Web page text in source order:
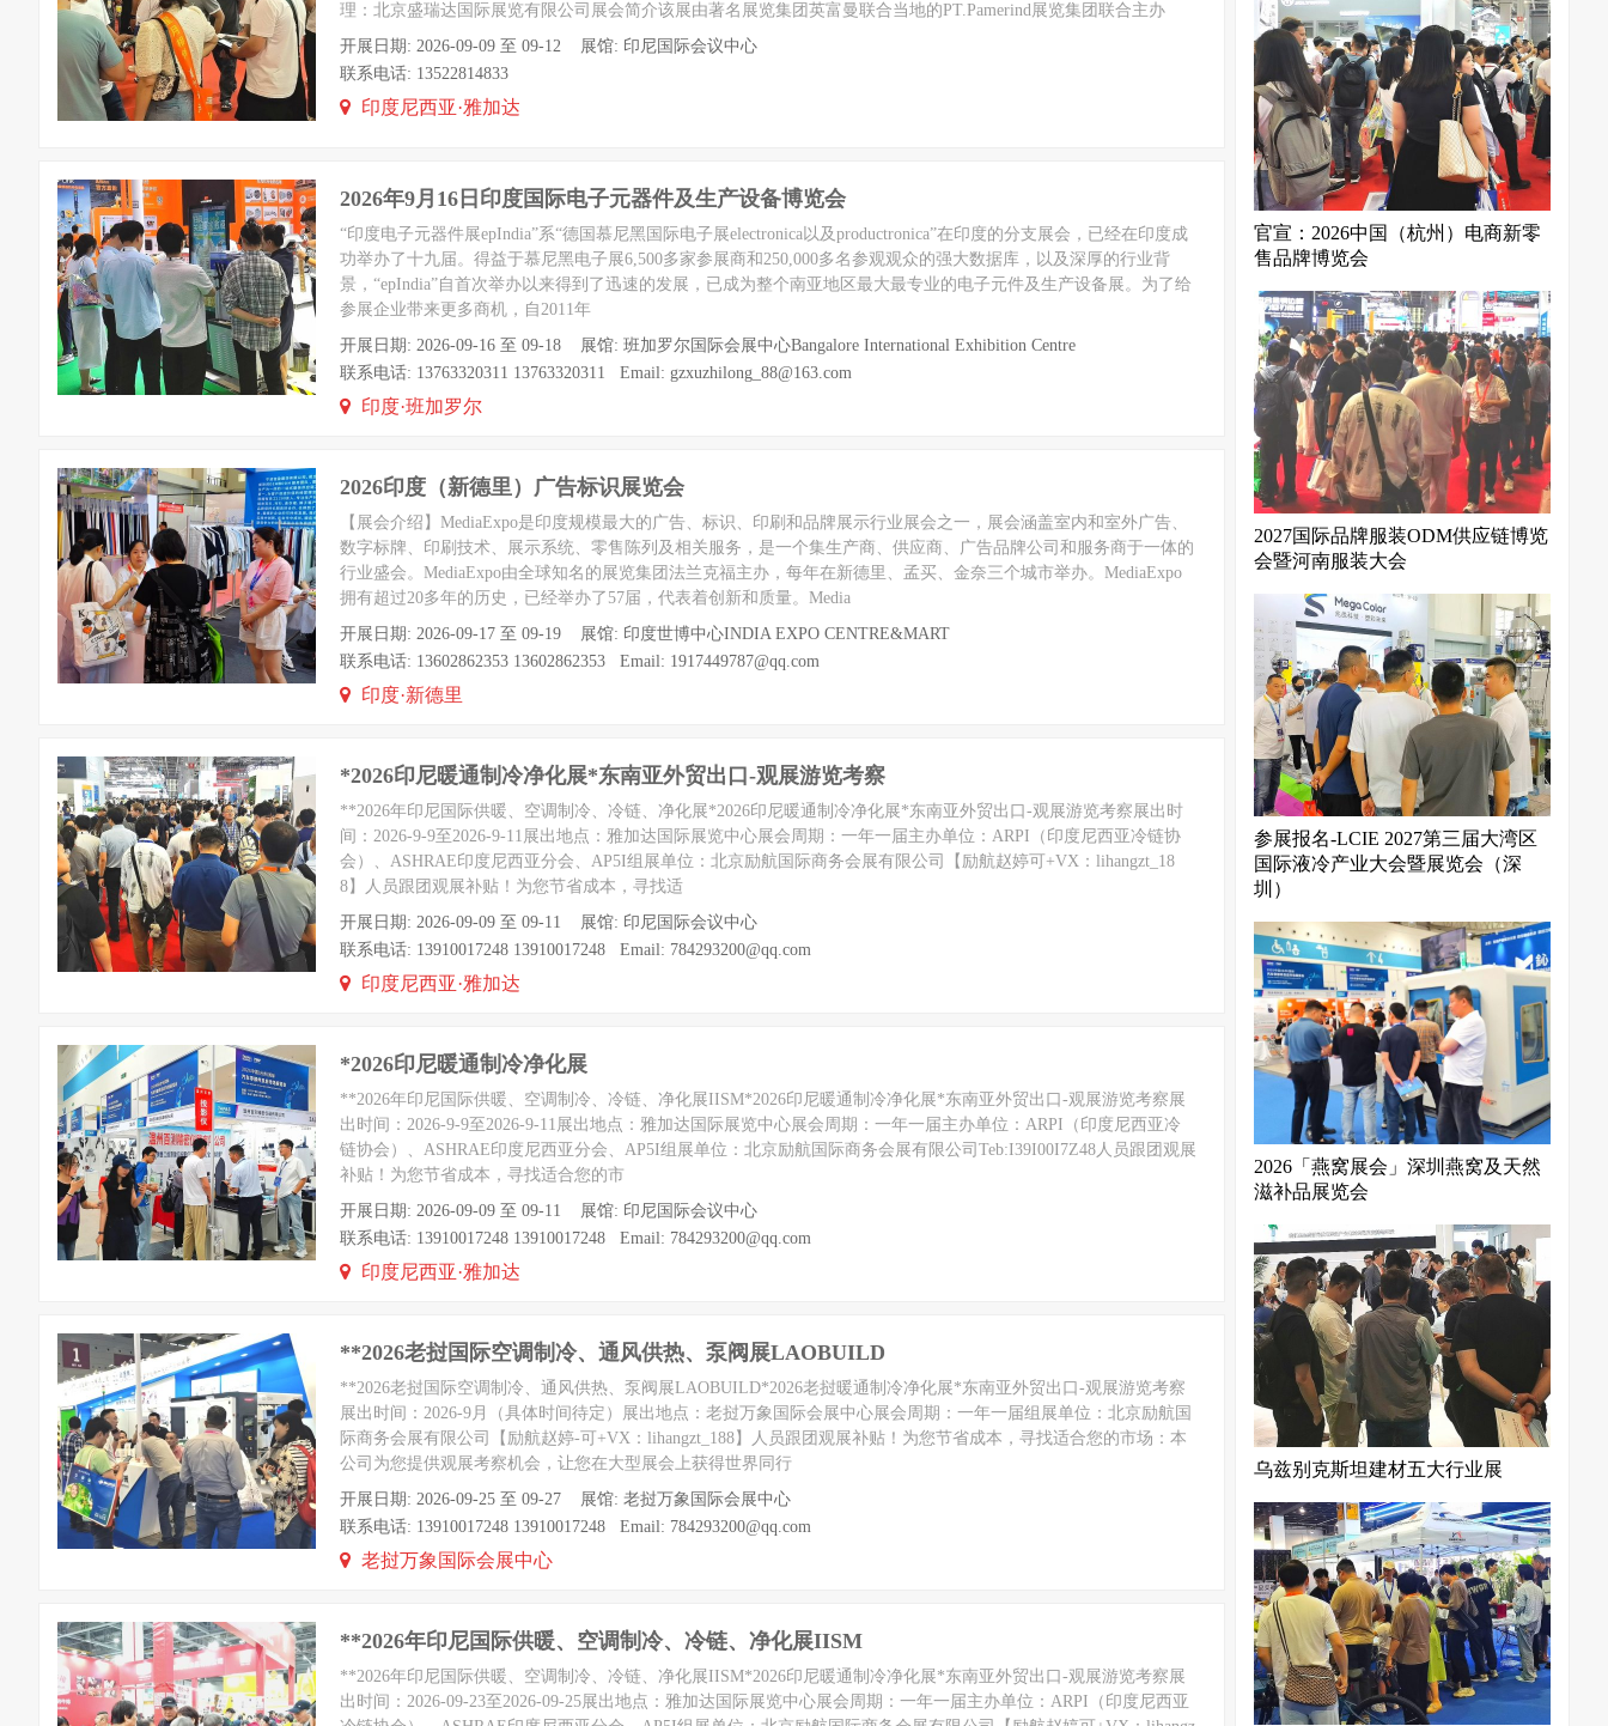
理：北京盛瑞达国际展览有限公司展会简介该展由著名展览集团英富曼联合当地的PT.Pamerind展览集团联合主办
开展日期: 2026-09-09 至 09-12 展馆: 印尼国际会议中心
联系电话: 13522814833
印度尼西亚·雅加达
2026年9月16日印度国际电子元器件及生产设备博览会
“印度电子元器件展epIndia”系“德国慕尼黑国际电子展electronica以及productronica”在印度的分支展会，已经在印度成
功举办了十九届。得益于慕尼黑电子展6,500多家参展商和250,000多名参观观众的强大数据库，以及深厚的行业背
景，“epIndia”自首次举办以来得到了迅速的发展，已成为整个南亚地区最大最专业的电子元件及生产设备展。为了给
参展企业带来更多商机，自2011年
开展日期: 2026-09-16 至 09-18 展馆: 班加罗尔国际会展中心Bangalore International Exhibition Centre
联系电话: 13763320311 13763320311 Email: gzxuzhilong_88@163.com
印度·班加罗尔
2026印度（新德里）广告标识展览会
【展会介绍】MediaExpo是印度规模最大的广告、标识、印刷和品牌展示行业展会之一，展会涵盖室内和室外广告、
数字标牌、印刷技术、展示系统、零售陈列及相关服务，是一个集生产商、供应商、广告品牌公司和服务商于一体的
行业盛会。MediaExpo由全球知名的展览集团法兰克福主办，每年在新德里、孟买、金奈三个城市举办。MediaExpo
拥有超过20多年的历史，已经举办了57届，代表着创新和质量。Media
开展日期: 2026-09-17 至 09-19 展馆: 印度世博中心INDIA EXPO CENTRE&MART
联系电话: 13602862353 13602862353 Email: 1917449787@qq.com
印度·新德里
*2026印尼暖通制冷净化展*东南亚外贸出口-观展游览考察
**2026年印尼国际供暖、空调制冷、冷链、净化展*2026印尼暖通制冷净化展*东南亚外贸出口-观展游览考察展出时
间：2026-9-9至2026-9-11展出地点：雅加达国际展览中心展会周期：一年一届主办单位：ARPI（印度尼西亚冷链协
会）、ASHRAE印度尼西亚分会、AP5I组展单位：北京励航国际商务会展有限公司【励航赵婷可+VX：lihangzt_18
8】人员跟团观展补贴！为您节省成本，寻找适
开展日期: 2026-09-09 至 09-11 展馆: 印尼国际会议中心
联系电话: 13910017248 13910017248 Email: 784293200@qq.com
印度尼西亚·雅加达
*2026印尼暖通制冷净化展
**2026年印尼国际供暖、空调制冷、冷链、净化展IISM*2026印尼暖通制冷净化展*东南亚外贸出口-观展游览考察展
出时间：2026-9-9至2026-9-11展出地点：雅加达国际展览中心展会周期：一年一届主办单位：ARPI（印度尼西亚冷
链协会）、ASHRAE印度尼西亚分会、AP5I组展单位：北京励航国际商务会展有限公司Teb:I39I00I7Z48人员跟团观展
补贴！为您节省成本，寻找适合您的市
开展日期: 2026-09-09 至 09-11 展馆: 印尼国际会议中心
联系电话: 13910017248 13910017248 Email: 784293200@qq.com
印度尼西亚·雅加达
**2026老挝国际空调制冷、通风供热、泵阀展LAOBUILD
**2026老挝国际空调制冷、通风供热、泵阀展LAOBUILD*2026老挝暖通制冷净化展*东南亚外贸出口-观展游览考察
展出时间：2026-9月（具体时间待定）展出地点：老挝万象国际会展中心展会周期：一年一届组展单位：北京励航国
际商务会展有限公司【励航赵婷-可+VX：lihangzt_188】人员跟团观展补贴！为您节省成本，寻找适合您的市场：本
公司为您提供观展考察机会，让您在大型展会上获得世界同行
开展日期: 2026-09-25 至 09-27 展馆: 老挝万象国际会展中心
联系电话: 13910017248 13910017248 Email: 784293200@qq.com
老挝万象国际会展中心
**2026年印尼国际供暖、空调制冷、冷链、净化展IISM
**2026年印尼国际供暖、空调制冷、冷链、净化展IISM*2026印尼暖通制冷净化展*东南亚外贸出口-观展游览考察展
出时间：2026-09-23至2026-09-25展出地点：雅加达国际展览中心展会周期：一年一届主办单位：ARPI（印度尼西亚
官宣：2026中国（杭州）电商新零
售品牌博览会
2027国际品牌服装ODM供应链博览
会暨河南服装大会
参展报名-LCIE 2027第三届大湾区
国际液冷产业大会暨展览会（深
圳）
2026「燕窝展会」深圳燕窝及天然
滋补品展览会
乌兹别克斯坦建材五大行业展